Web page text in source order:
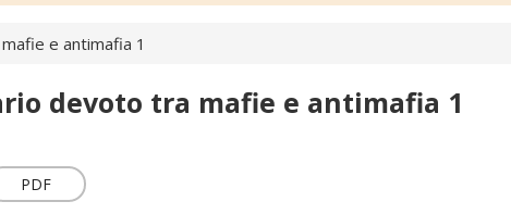
e antimafia 1
devoto tra mafie e antimafia 1
PDF